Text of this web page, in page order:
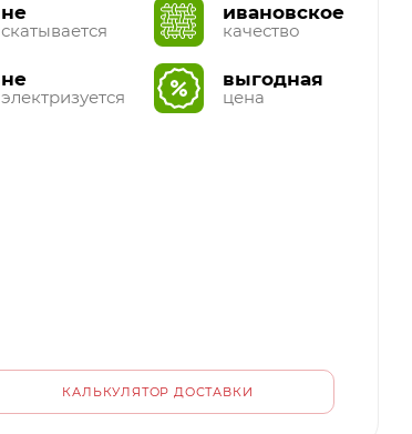
не
скатывается
не
электризуется
ивановское
качество
выгодная
цена
КАЛЬКУЛЯТОР ДОСТАВКИ